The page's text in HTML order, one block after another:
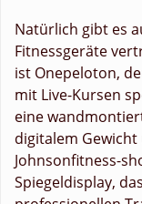
Natürlich gibt es
Fitnessgeräte
ist Onepeloton,
mit Live-Kursen
eine
digitalem
Johnsonfitness-
Spiegeldisplay,